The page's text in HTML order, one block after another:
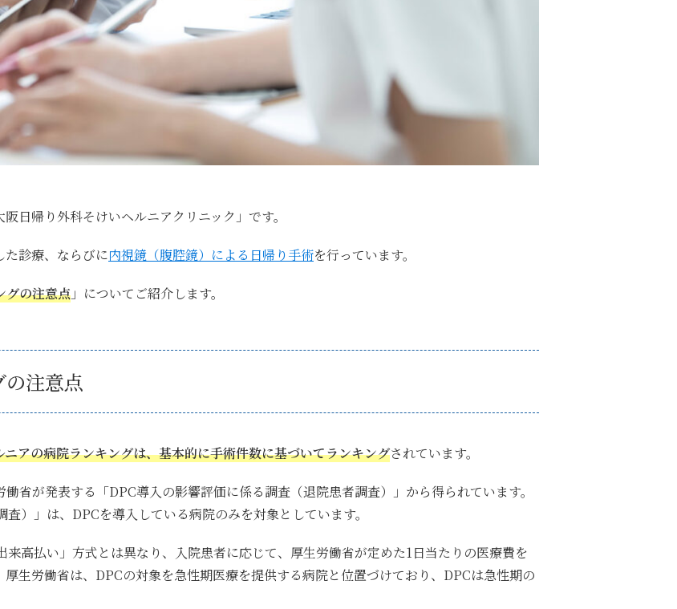
阪日帰り外科そけいヘルニアクリニック」 です。
た診療、ならびに内視鏡（腹腔鏡）による日帰り手術を行っています。
グの注意点 」 についてご紹介します。
注意点
ニアの病院ランキングは、基本的に手術件数に基づいてランキングされています。
省が発表する「DPC導入の影響評価に係る調査（退院患者調査）」から得られています。
）」は、DPCを導入している病院のみを対象としています。
高払い」方式とは異なり、入院患者に応じて、厚生労働省が定めた1日当たりの医療費を
生労働省は、DPCの対象を急性期医療を提供する病院と位置づけており、DPCは急性期の